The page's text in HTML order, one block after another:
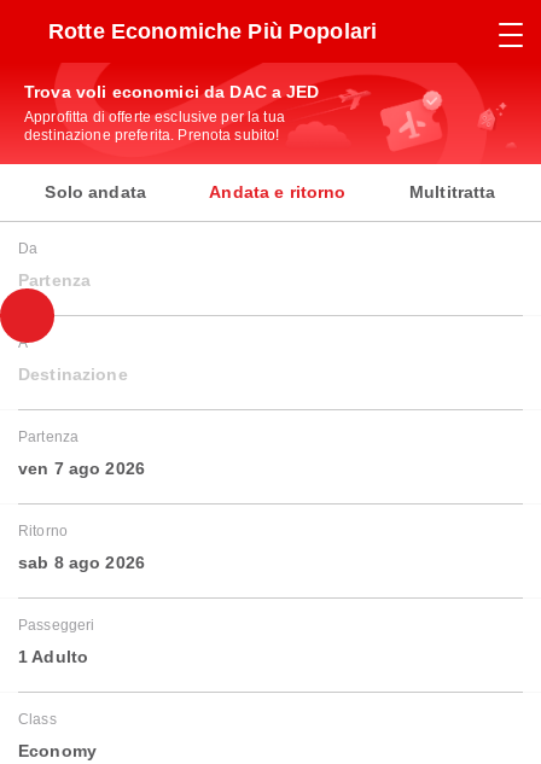
Rotte Economiche Più Popolari
Trova voli economici da DAC a JED
Approfitta di offerte esclusive per la tua
destinazione preferita. Prenota subito!
Solo andata Andata e ritorno Multitratta
Da
Partenza
A
Destinazione
Partenza
ven 7 ago 2026
Ritorno
sab 8 ago 2026
Passeggeri
1 Adulto
Class
Economy